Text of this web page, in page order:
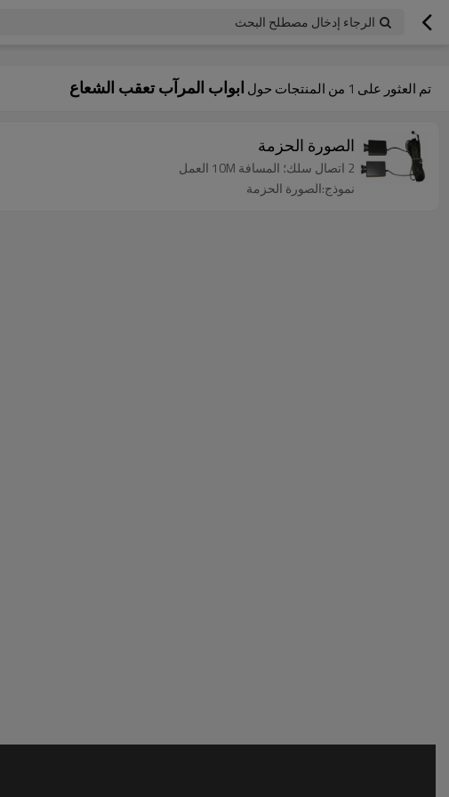
googlea70fe95786458a77.html
الرجاء إدخال مصطلح البحث
تم العثور على 1 من المنتجات حول ابواب المرآب تعقب الشعاع
الصورة الحزمة
2 اتصال سلك؛ المسافة 10M العمل
نموذج:الصورة الحزمة